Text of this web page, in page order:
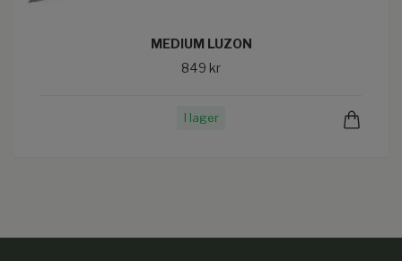
MEDIUM LUZON
849 kr
I lager